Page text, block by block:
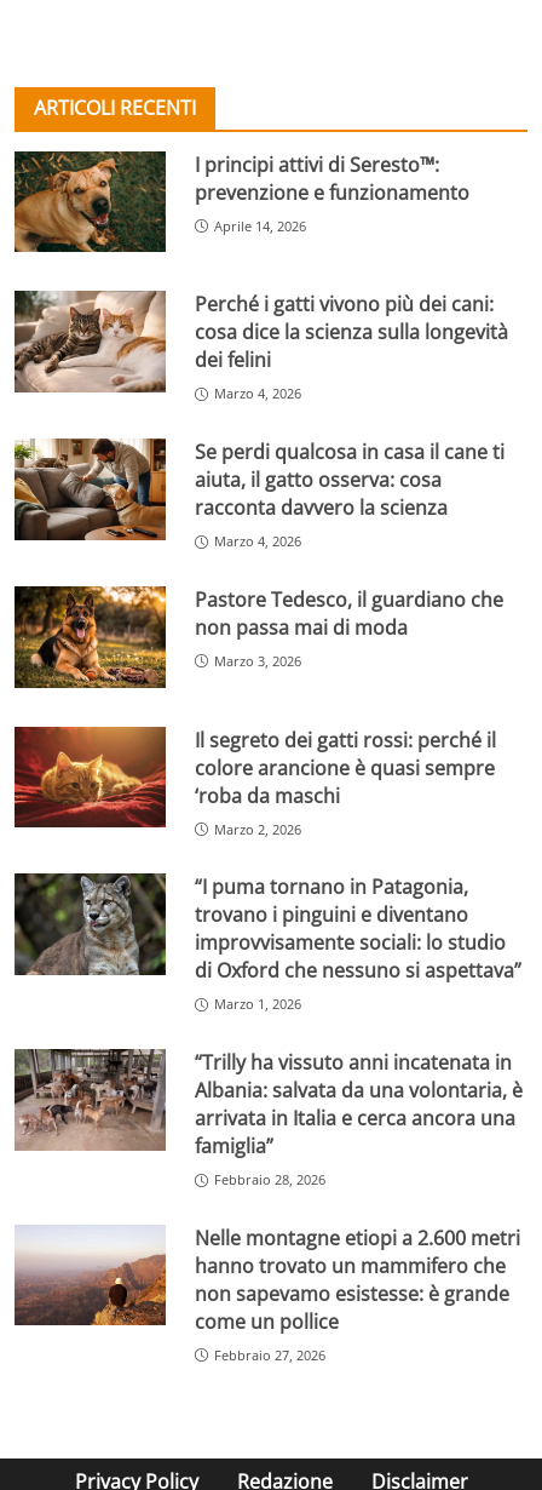
ARTICOLI RECENTI
I principi attivi di Seresto™:
prevenzione e funzionamento
Aprile 14, 2026
Perché i gatti vivono più dei cani:
cosa dice la scienza sulla longevità
dei felini
Marzo 4, 2026
Se perdi qualcosa in casa il cane ti
aiuta, il gatto osserva: cosa
racconta davvero la scienza
Marzo 4, 2026
Pastore Tedesco, il guardiano che
non passa mai di moda
Marzo 3, 2026
Il segreto dei gatti rossi: perché il
colore arancione è quasi sempre
‘roba da maschi
Marzo 2, 2026
“I puma tornano in Patagonia,
trovano i pinguini e diventano
improvvisamente sociali: lo studio
di Oxford che nessuno si aspettava”
Marzo 1, 2026
“Trilly ha vissuto anni incatenata in
Albania: salvata da una volontaria, è
arrivata in Italia e cerca ancora una
famiglia”
Febbraio 28, 2026
Nelle montagne etiopi a 2.600 metri
hanno trovato un mammifero che
non sapevamo esistesse: è grande
come un pollice
Febbraio 27, 2026
Privacy Policy Redazione Disclaimer